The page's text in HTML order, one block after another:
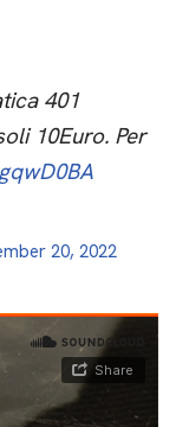
401
10Euro. Per
20, 2022